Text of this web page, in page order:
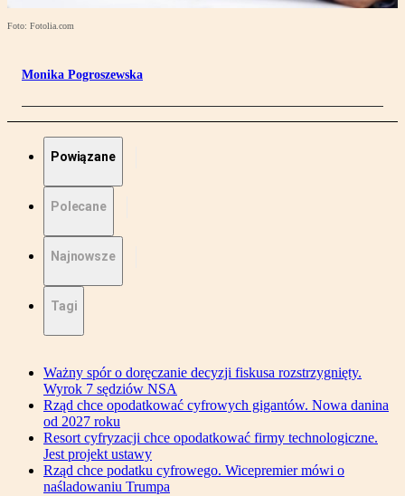
Foto: Fotolia.com
Monika Pogroszewska
Powiązane
Polecane
Najnowsze
Tagi
Ważny spór o doręczanie decyzji fiskusa rozstrzygnięty.
Wyrok 7 sędziów NSA
Rząd chce opodatkować cyfrowych gigantów. Nowa danina
od 2027 roku
Resort cyfryzacji chce opodatkować firmy technologiczne.
Jest projekt ustawy
Rząd chce podatku cyfrowego. Wicepremier mówi o
naśladowaniu Trumpa